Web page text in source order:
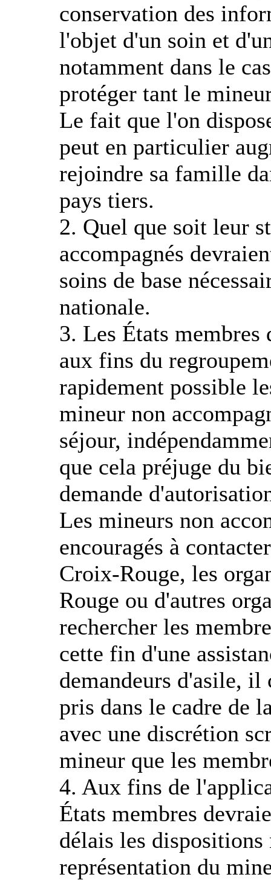
conservation des
l'objet d'un soin et
notamment dans le
protéger tant le
Le fait que l'on
peut en particulier
rejoindre sa famille
pays tiers.
2. Quel que soit leur
accompagnés
soins de base
nationale.
3. Les États
aux fins du
rapidement possible
mineur non
séjour,
que cela préjuge du
demande
Les mineurs non
encouragés à
Croix-Rouge, les
Rouge ou d'autres
rechercher les
cette fin d'une
demandeurs d'asile,
pris dans le cadre de
avec une discrétion
mineur que les
4. Aux fins de
États membres
délais les dispositions
représentation du